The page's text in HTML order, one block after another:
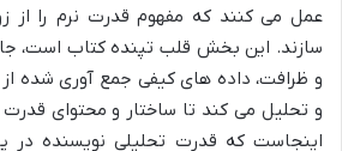
عمل می کنند که مفهوم قدرت نرم را از
سازند. این بخش قلب تپنده کتاب است،
و ظرافت، داده های کیفی جمع آوری شده از
و تحلیل می کند تا ساختار و محتوای قدرت
اینجاست که قدرت تحلیلی نویسنده در